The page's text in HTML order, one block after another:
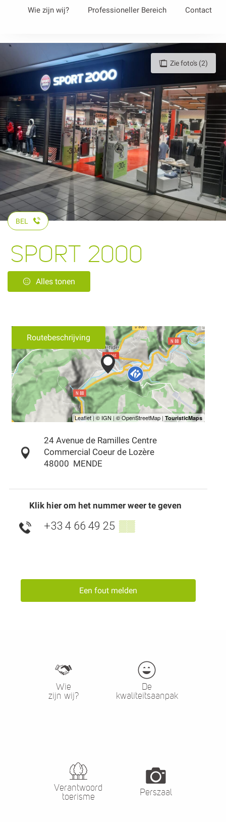
principal
Wie zijn wij? Professioneller Bereich Contact
Zie foto's (2)
BEL
SPORT 2000
Alles tonen
Routebeschrijving
24 Avenue de Ramilles Centre
Commercial Coeur de Lozère
48000 MENDE
Klik hier om het nummer weer te geven
+33 4 66 49 25 ▒▒
Een fout melden
Wie
zijn wij?
De
kwaliteitsaanpak
Verantwoord
toerisme
Perszaal